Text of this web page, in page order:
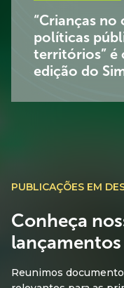
“Crianças no
políticas
territórios” é
edição do
PUBLICAÇÕES EM
Conheça
lançamentos
Reunimos